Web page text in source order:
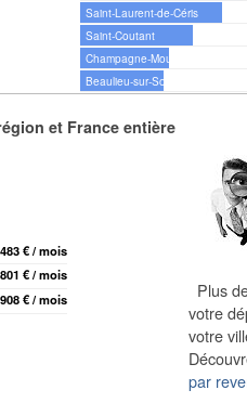
Saint-Laurent-de-Céris
Saint-Coutant
Champagne-Mouton
Beaulieu-sur-Sonnette
et France entière
€ / mois
€ / mois
€ / mois
Plus
votre
votre
par